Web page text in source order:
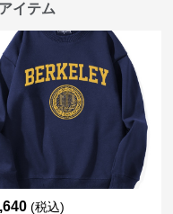
イテム
(税込)